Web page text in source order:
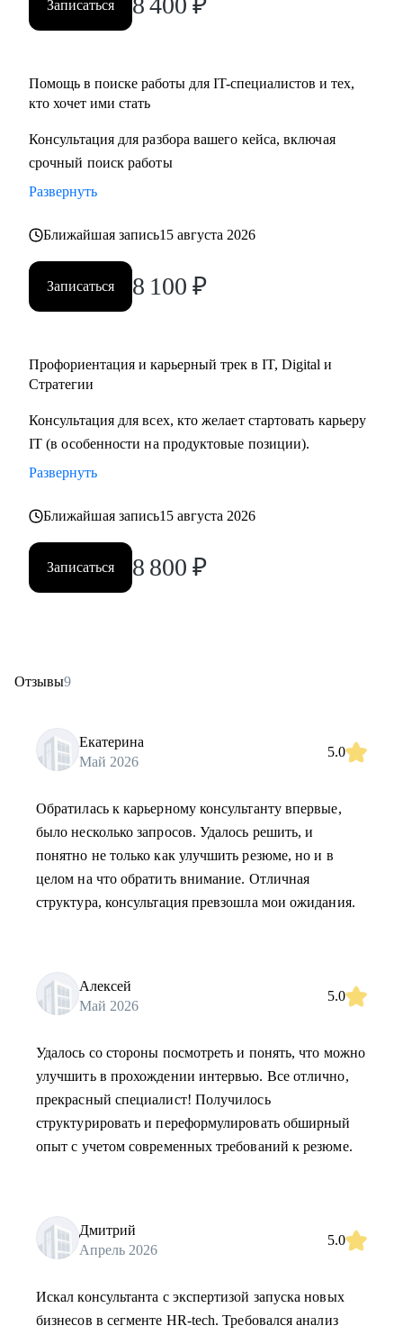
• Определим стратегию поиска подходящей роли и
Кому могу помочь:
• Product-менеджерам/Владельцам продуктов;
• Руководителям проектов/Руководителям стратегических
проектов;
• Специалистам по стратегии, инвестициям и консалтингу,
а также высшему и среднему менеджменту;
• Продуктовым аналитикам/Бизнес-аналитикам;
• Всем не IT-специалистам, которые хотят перейти в IT.
Записаться
Помощь в поиске работы для IT-специалистов и тех,
кто хочет ими стать
Консультация для разбора вашего кейса, включая
срочный поиск работы
Развернуть
Ближайшая запись15 августа 2026
Записаться 8 100 ₽
Профориентация и карьерный трек в IT, Digital и
Стратегии
Консультация для всех, кто желает стартовать карьеру
IT (в особенности на продуктовые позиции).
Развернуть
Ближайшая запись15 августа 2026
Записаться 8 800 ₽
Отзывы9
Екатерина
Май 2026
5.0
Обратилась к карьерному консультанту впервые,
было несколько запросов. Удалось решить, и
понятно не только как улучшить резюме, но и в
целом на что обратить внимание. Отличная
структура, консультация превзошла мои ожидания.
Алексей
Май 2026
5.0
Удалось со стороны посмотреть и понять, что можно
улучшить в прохождении интервью. Все отлично,
прекрасный специалист! Получилось
структурировать и переформулировать обширный
опыт с учетом современных требований к резюме.
Дмитрий
Апрель 2026
5.0
Искал консультанта с экспертизой запуска новых
бизнесов в сегменте HR-tech. Требовался анализ